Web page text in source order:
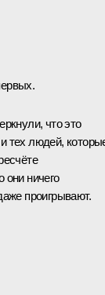
что это
тех людей,
они ничего
проигрывают.